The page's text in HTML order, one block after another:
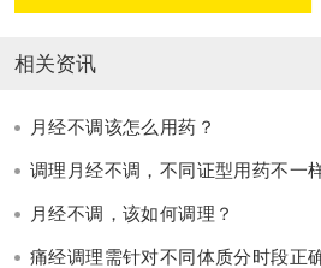
相关资讯
月经不调该怎么用药？
调理月经不调，不同证型用药不一
月经不调，该如何调理？
痛经调理需针对不同体质分时段正